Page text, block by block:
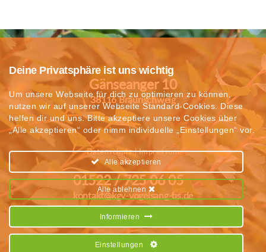
Gänseanger 10
38116 Braunschweig
Datenschutz|Impressum
01522 / 725 06 05
kontakt@kgv-vogelsang-bs.de
Deine Privatsphäre ist uns wichtig
Um unsere Webseite für dich zu optimieren zu können,
nutzen wir auf unserer Webseite Standard-Cookies. Diese
helfen dir und uns. Bitte akzeptiere unsere Cookies über
„Alle akzeptieren“ oder nimm individuelle „Einstellungen“ vor.
Alle akzeptieren
Alle ablehnen
Informieren
Einstellungen